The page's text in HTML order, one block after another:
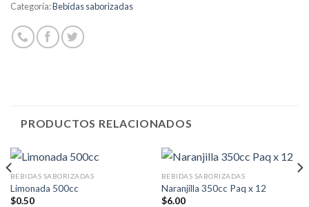
Categoría:Bebidas saborizadas
PRODUCTOS RELACIONADOS
BEBIDAS SABORIZADAS
Limonada 500cc
$0.50
BEBIDAS SABORIZADAS
Naranjilla 350cc Paq x 12
$6.00